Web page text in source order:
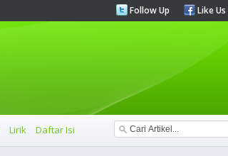
Follow Up Like Us
Lirik Daftar Isi